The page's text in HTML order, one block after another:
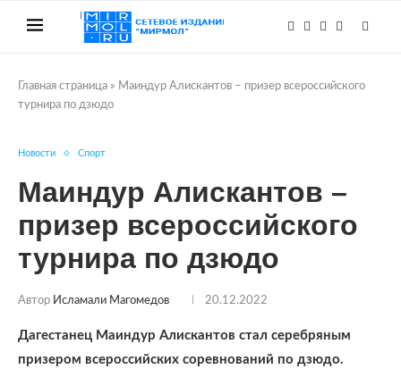
Главная страница » Маиндур Алискантов – призер всероссийского
турнира по дзюдо
Новости Спорт
Маиндур Алискантов –
призер всероссийского
турнира по дзюдо
Автор Исламали Магомедов 20.12.2022
Дагестанец Маиндур Алискантов стал серебряным
призером всероссийских соревнований по дзюдо.